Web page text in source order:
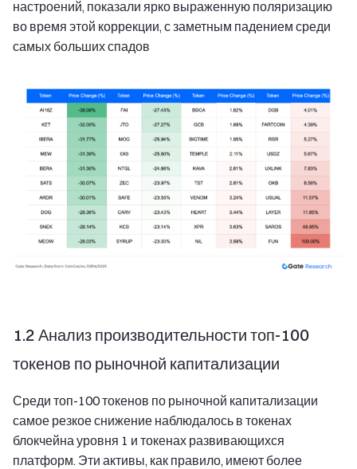
настроений, показали ярко выраженную поляризацию
во время этой коррекции, с заметным падением среди
самых больших спадов
1.2 Анализ производительности топ-100
токенов по рыночной капитализации
Среди топ-100 токенов по рыночной капитализации
самое резкое снижение наблюдалось в токенах
блокчейна уровня 1 и токенах развивающихся
платформ. Эти активы, как правило, имеют более